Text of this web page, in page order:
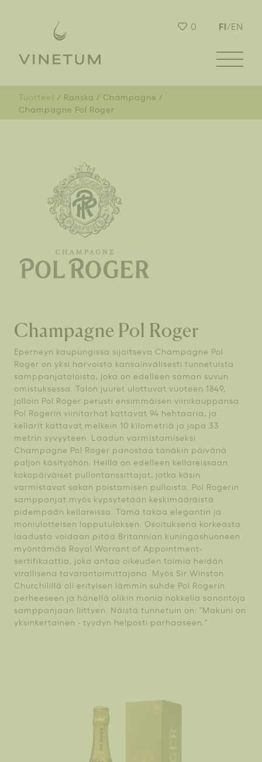
0 FI/EN
Tuotteet Ranska
Champagne
Champagne Pol Roger
Champagne Pol Roger
Eperneyn kaupungissa sijaitseva Champagne Pol
Roger on yksi harvoista kansainvälisesti tunnetuista
samppanjataloista, joka on edelleen saman suvun
omistuksessa. Talon juuret ulottuvat vuoteen 1849,
jolloin Pol Roger perusti ensimmäisen viinikauppansa.
Pol Rogerin viinitarhat kattavat 94 hehtaaria, ja
kellarit kattavat melkein 10 kilometriä ja jopa 33
metrin syvyyteen. Laadun varmistamiseksi
Champagne Pol Roger panostaa tänäkin päivänä
paljon käsityöhön. Heillä on edelleen kellareissaan
kokopäiväiset pullontanssittajat, jotka käsin
varmistavat sakan poistamisen pulloista. Pol Rogerin
samppanjat myös kypsytetään keskimääräistä
pidempään kellareissa. Tämä takaa elegantin ja
moniulotteisen lopputuloksen. Osoituksena korkeasta
laadusta voidaan pitää Britannian kuningashuoneen
myöntämää Royal Warrant of Appointment-
sertifikaattia, joka antaa oikeuden toimia heidän
virallisena tavarantoimittajana. Myös Sir Winston
Churchilillä oli erityisen lämmin suhde Pol Rogerin
perheeseen ja hänellä olikin monia nokkelia sanontoja
samppanjaan liittyen. Näistä tunnetuin on: "Makuni on
yksinkertainen - tyydyn helposti parhaaseen."